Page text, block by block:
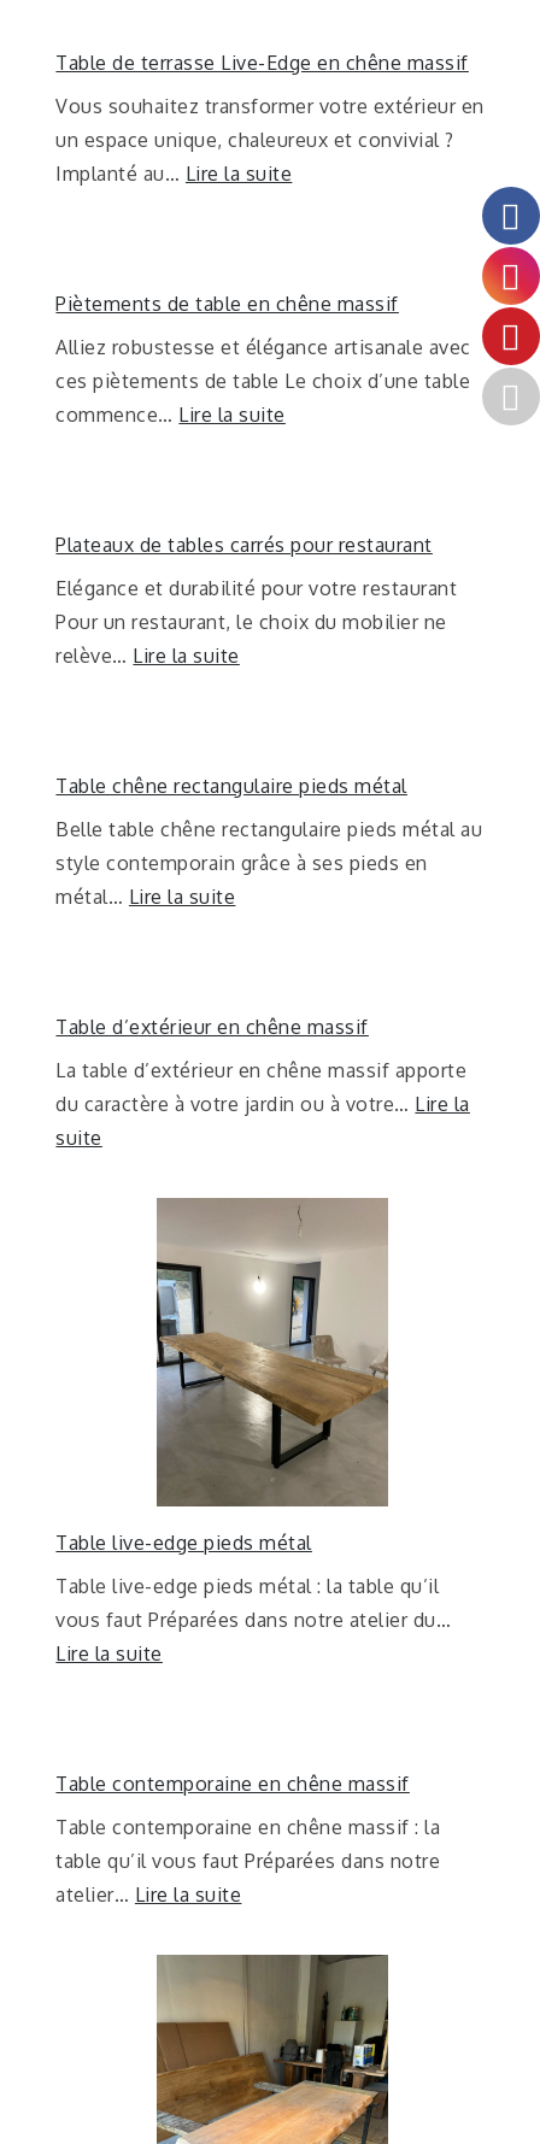
Table de terrasse Live-Edge en chêne massif
Vous souhaitez transformer votre extérieur en
un espace unique, chaleureux et convivial ?
Implanté au… Lire la suite
Piètements de table en chêne massif
Alliez robustesse et élégance artisanale avec
ces piètements de table Le choix d’une table
commence… Lire la suite
Plateaux de tables carrés pour restaurant
Elégance et durabilité pour votre restaurant
Pour un restaurant, le choix du mobilier ne
relève… Lire la suite
Table chêne rectangulaire pieds métal
Belle table chêne rectangulaire pieds métal au
style contemporain grâce à ses pieds en
métal… Lire la suite
Table d’extérieur en chêne massif
La table d’extérieur en chêne massif apporte
du caractère à votre jardin ou à votre… Lire la
suite
Table live-edge pieds métal
Table live-edge pieds métal : la table qu’il
vous faut Préparées dans notre atelier du…
Lire la suite
Table contemporaine en chêne massif
Table contemporaine en chêne massif : la
table qu’il vous faut Préparées dans notre
atelier… Lire la suite